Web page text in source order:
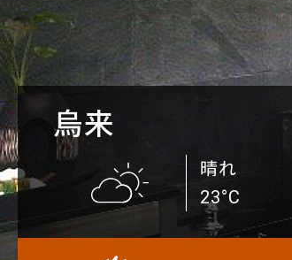
烏来
晴れ
23°C